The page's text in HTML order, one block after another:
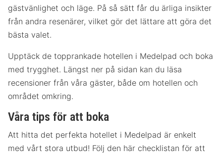
gästvänlighet och läge. På så sätt får du ärliga insikter
från andra resenärer, vilket gör det lättare att göra det
bästa valet.
Upptäck de topprankade hotellen i Medelpad och boka
med trygghet. Längst ner på sidan kan du läsa
recensioner från våra gäster, både om hotellen och
området omkring.
Våra tips för att boka
Att hitta det perfekta hotellet i Medelpad är enkelt
med vårt stora utbud! Följ den här checklistan för att